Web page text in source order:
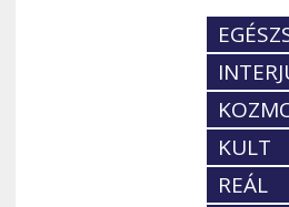
KULT
REÁL